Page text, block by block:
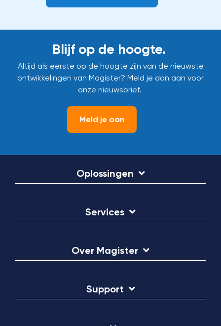
Blijf op de hoogte.
Altijd als eerste op de hoogte zijn van de nieuwste
ontwikkelingen van Magister? Meld je dan aan voor
onze nieuwsbrief.
Meld je aan
Oplossingen
Services
Over Magister
Support